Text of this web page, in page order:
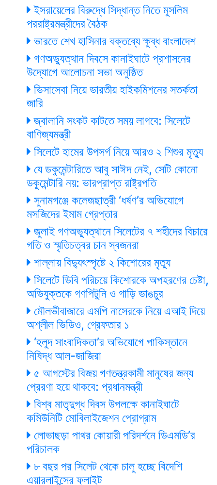
ইসরায়েলের বিরুদ্ধে সিদ্ধান্ত নিতে মুসলিম
পররাষ্ট্রমন্ত্রীদের বৈঠক
ভারতে শেখ হাসিনার বক্তব্যে ক্ষুব্ধ বাংলাদেশ
গণঅভ্যুত্থান দিবসে কানাইঘাটে প্রশাসনের
উদ্যোগে আলোচনা সভা অনুষ্ঠিত
ভিসাসেবা নিয়ে ভারতীয় হাইকমিশনের সতর্কতা
জারি
জ্বালানি সংকট কাটতে সময় লাগবে: সিলেটে
বাণিজ্যমন্ত্রী
সিলেটে হামের উপসর্গ নিয়ে আরও ২ শিশুর মৃত্যু
যে ডকুমেন্টারিতে আবু সাঈদ নেই, সেটি কোনো
ডকুমেন্টারি নয়: ভারপ্রাপ্ত রাষ্ট্রপতি
সুনামগঞ্জে কলেজছাত্রী ‘ধর্ষণ’র অভিযোগে
মসজিদের ইমাম গ্রেপ্তার
জুলাই গণঅভ্যুত্থানে সিলেটের ৭ শহীদের বিচারে
গতি ও স্মৃতিচত্বর চান স্বজনরা
শাল্লায় বিদ্যুৎস্পৃষ্টে ২ কিশোরের মৃত্যু
সিলেটে ডিবি পরিচয়ে কিশোরকে অপহরণের চেষ্টা,
অভিযুক্তকে গণপিটুনি ও গাড়ি ভাঙচুর
মৌলভীবাজারে এমপি নাসেরকে নিয়ে এআই দিয়ে
অশ্লীল ভিডিও, গ্রেফতার ১
‘হলুদ সাংবাদিকতা’র অভিযোগে পাকিস্তানে
নিষিদ্ধ আল-জাজিরা
৫ আগস্টের বিজয় গণতন্ত্রকামী মানুষের জন্য
প্রেরণা হয়ে থাকবে: প্রধানমন্ত্রী
বিশ্ব মাতৃদুগ্ধ দিবস উপলক্ষে কানাইঘাটে
কমিউনিটি মোবিলাইজেশন প্রোগ্রাম
লোভাছড়া পাথর কোয়ারী পরিদর্শনে ডিএমডি’র
পরিচালক
৮ বছর পর সিলেট থেকে চালু হচ্ছে বিদেশি
এয়ারলাইন্সের ফ্লাইট